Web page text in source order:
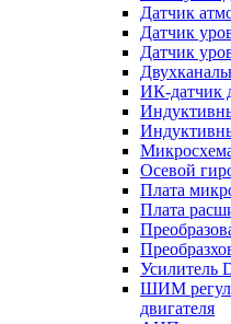
Датчик
Датчик
Датчик
ИК-датчик
Осевой
Плата
Плата
Усилитель
ШИМ
двигателя